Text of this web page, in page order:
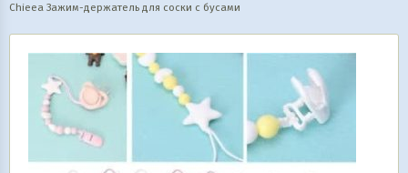
Chieea Зажим-держатель для соски с бусами